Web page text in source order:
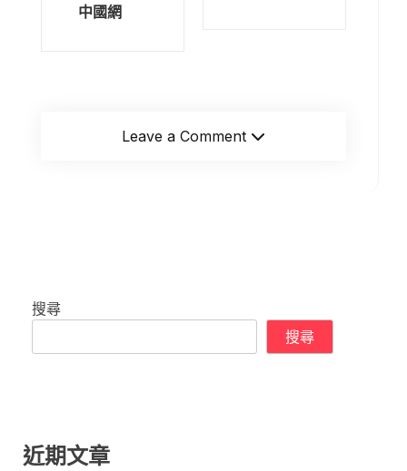
中國網
Leave a Comment
搜尋
搜尋
近期文章